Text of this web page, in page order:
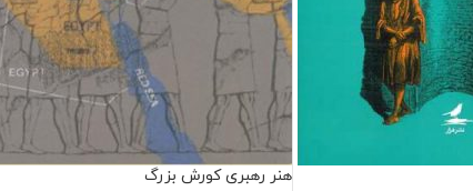
هنر رهبری کورش بزرگ